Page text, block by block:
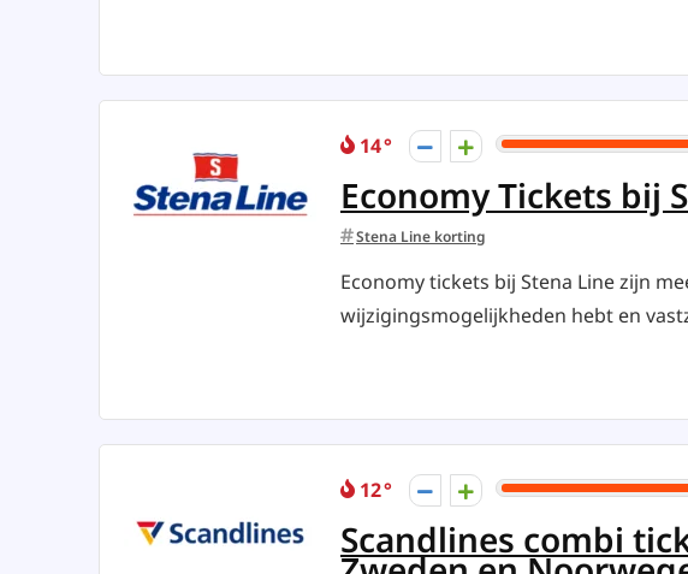
14
Economy Tickets bij
Stena Line korting
Economy tickets bij Stena Line zijn
wijzigingsmogelijkheden hebt en
12
Scandlines combi